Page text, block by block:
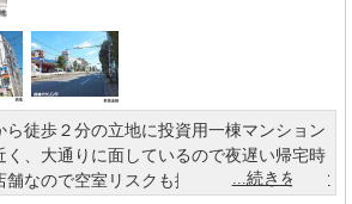
ら徒歩２分の立地に投資用一棟マンション
く、大通りに面しているので夜遅い帰宅時
舗なので空室リスクも抑えられます。